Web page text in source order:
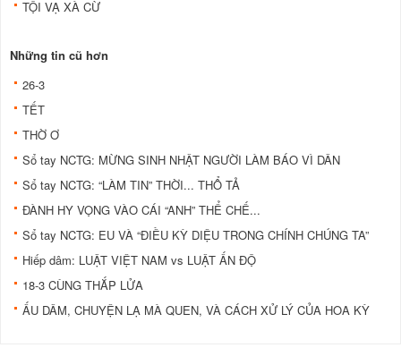
TỘI VẠ XÀ CỪ
Những tin cũ hơn
26-3
TẾT
THỜ Ơ
Sổ tay NCTG: MỪNG SINH NHẬT NGƯỜI LÀM BÁO VÌ DÂN
Sổ tay NCTG: “LÀM TIN” THỜI... THỔ TẢ
ĐÀNH HY VỌNG VÀO CÁI “ANH” THỂ CHẾ...
Sổ tay NCTG: EU VÀ “ĐIỀU KỲ DIỆU TRONG CHÍNH CHÚNG TA”
Hiếp dâm: LUẬT VIỆT NAM vs LUẬT ẤN ĐỘ
18-3 CÙNG THẮP LỬA
ẤU DÂM, CHUYỆN LẠ MÀ QUEN, VÀ CÁCH XỬ LÝ CỦA HOA KỲ